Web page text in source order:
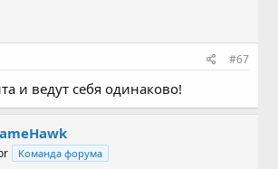
#67
и ведут себя одинаково!
Команда форума